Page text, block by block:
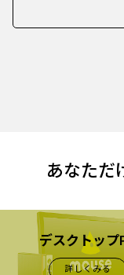
あなただ
デスクトップ
詳しくみる